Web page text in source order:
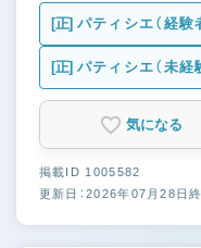
[正] パティシエ（経験
[正] パティシエ（未経
気になる
掲載ID 1005582
更新日：2026年07月28日